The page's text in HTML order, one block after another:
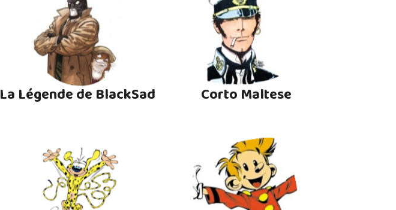
La Légende de BlackSad Corto Maltese